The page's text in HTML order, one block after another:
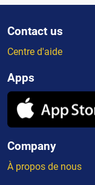
Contact us
Centre d'aide
Apps
Company
À propos de nous